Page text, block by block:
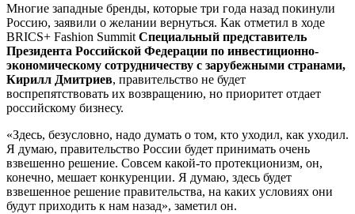
Многие западные бренды, которые три года назад покинули
Россию, заявили о желании вернуться. Как отметил в ходе
BRICS+ Fashion SummitСпециальный представитель
Президента Российской Федерации по инвестиционно-
экономическому сотрудничеству с зарубежными странами,
Кирилл Дмитриев, правительство не будет
воспрепятствовать их возвращению, но приоритет отдает
российскому бизнесу.
«Здесь, безусловно, надо думать о том, кто уходил, как уходил.
Я думаю, правительство России будет принимать очень
взвешенно решение. Совсем какой-то протекционизм, он,
конечно, мешает конкуренции. Я думаю, здесь будет
взвешенное решение правительства, на каких условиях они
будут приходить к нам назад», заметил он.